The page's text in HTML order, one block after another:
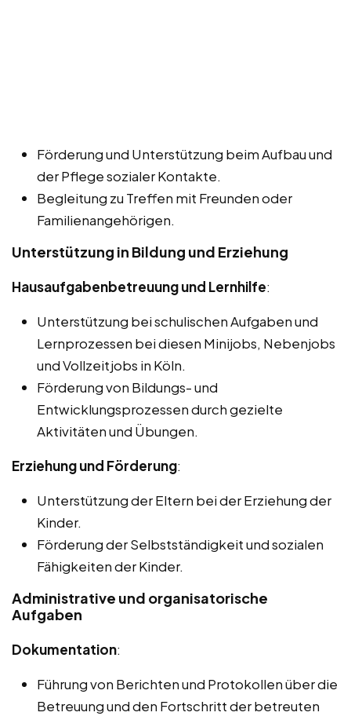
Förderung und Unterstützung beim Aufbau und
der Pflege sozialer Kontakte.
Begleitung zu Treffen mit Freunden oder
Familienangehörigen.
Unterstützung in Bildung und Erziehung
Hausaufgabenbetreuung und Lernhilfe:
Unterstützung bei schulischen Aufgaben und
Lernprozessen bei diesen Minijobs, Nebenjobs
und Vollzeitjobs in Köln.
Förderung von Bildungs- und
Entwicklungsprozessen durch gezielte
Aktivitäten und Übungen.
Erziehung und Förderung:
Unterstützung der Eltern bei der Erziehung der
Kinder.
Förderung der Selbstständigkeit und sozialen
Fähigkeiten der Kinder.
Administrative und organisatorische
Aufgaben
Dokumentation:
Führung von Berichten und Protokollen über die
Betreuung und den Fortschritt der betreuten